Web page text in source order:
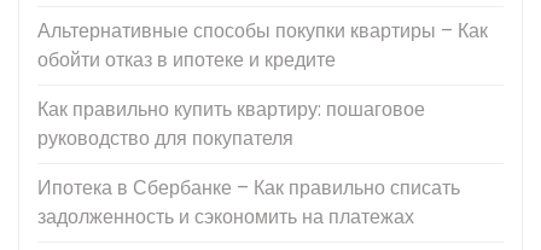
Альтернативные способы покупки квартиры – Как
обойти отказ в ипотеке и кредите
Как правильно купить квартиру: пошаговое
руководство для покупателя
Ипотека в Сбербанке – Как правильно списать
задолженность и сэкономить на платежах